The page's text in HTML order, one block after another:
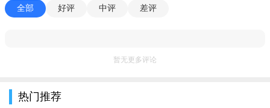
全部 好评 中评 差评
暂无更多评论
热门推荐